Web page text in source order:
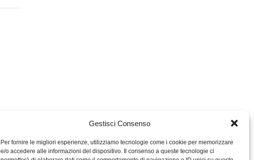
Gestisci Consenso
Per fornire le migliori esperienze, utilizziamo tecnologie come i cookie per memorizzare
e/o accedere alle informazioni del dispositivo. Il consenso a queste tecnologie ci